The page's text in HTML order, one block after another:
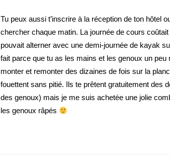
Tu peux aussi t’inscrire à la réception de ton hôtel
chercher chaque matin. La journée de cours
pouvait alterner avec une demi-journée de kayak
fait parce que tu as les mains et les genoux un
monter et remonter des dizaines de fois sur la
fouettent sans pitié. Ils te prêtent gratuitement des
des genoux) mais je me suis achetée une jolie
les genoux râpés